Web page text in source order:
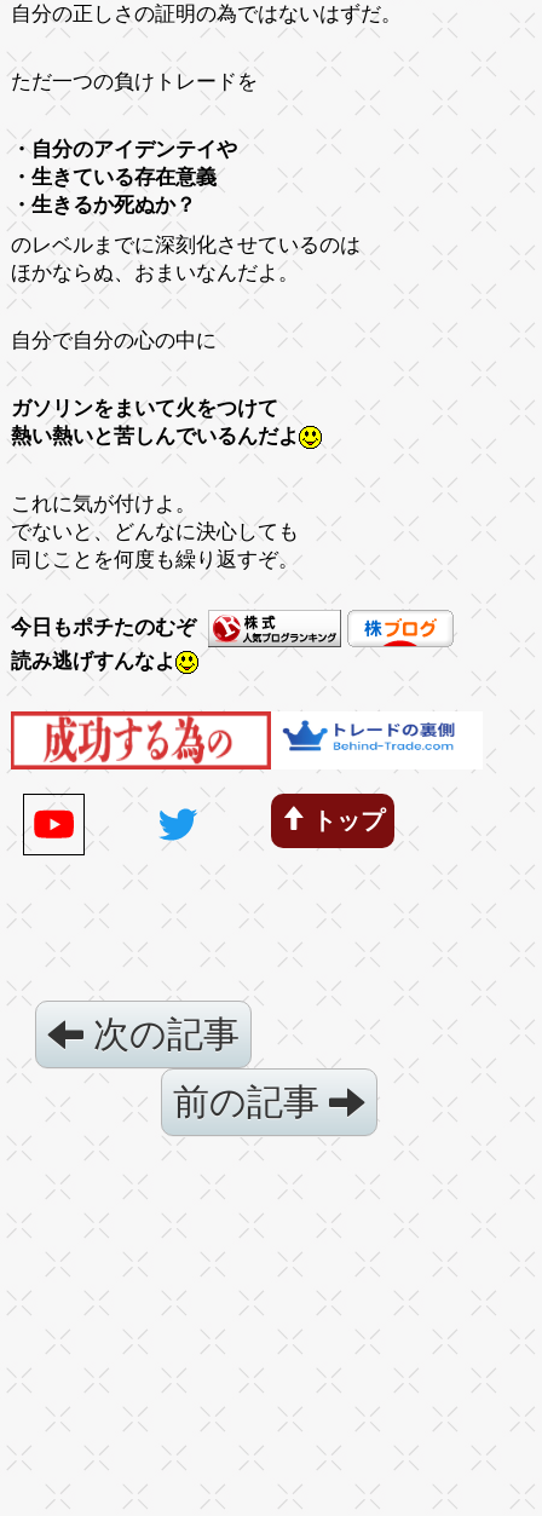
自分の正しさの証明の為ではないはずだ。
ただ一つの負けトレードを
・自分のアイデンテイや
・生きている存在意義
・生きるか死ぬか？
のレベルまでに深刻化させているのは
ほかならぬ、おまいなんだよ。
自分で自分の心の中に
ガソリンをまいて火をつけて
熱い熱いと苦しんでいるんだよ
これに気が付けよ。
でないと、どんなに決心しても
同じことを何度も繰り返すぞ。
今日もポチたのむぞ
読み逃げすんなよ
トップ
次の記事
前の記事